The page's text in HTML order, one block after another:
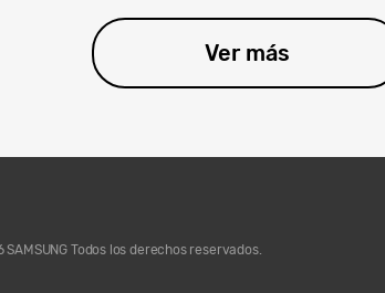
Ver más
Todos los derechos reservados.